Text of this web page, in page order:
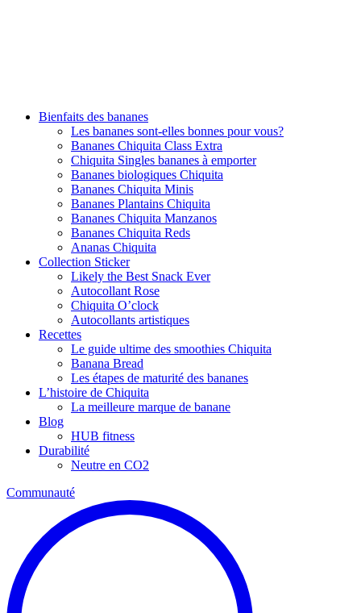
Bienfaits des bananes
Les bananes sont-elles bonnes pour vous?
Bananes Chiquita Class Extra
Chiquita Singles bananes à emporter
Bananes biologiques Chiquita
Bananes Chiquita Minis
Bananes Plantains Chiquita
Bananes Chiquita Manzanos
Bananes Chiquita Reds
Ananas Chiquita
Collection Sticker
Likely the Best Snack Ever
Autocollant Rose
Chiquita O’clock
Autocollants artistiques
Recettes
Le guide ultime des smoothies Chiquita
Banana Bread
Les étapes de maturité des bananes
L’histoire de Chiquita
La meilleure marque de banane
Blog
HUB fitness
Durabilité
Neutre en CO2
Communauté